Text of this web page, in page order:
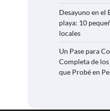
Desayuno en el
playa: 10
locales
Un Pase para
Completa de
que Probé en